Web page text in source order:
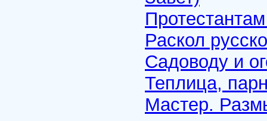
Раскол
Садоводу и
Теплица,
Мастер.